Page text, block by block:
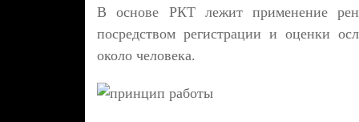
В основе РКТ лежит применение
посредством регистрации и оценки
около человека.